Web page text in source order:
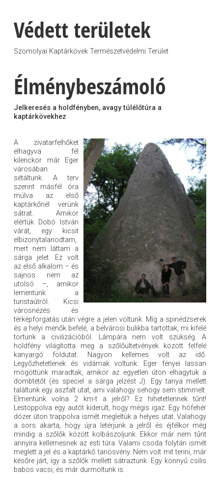
Védett területek
Szomolyai Kaptárkövek Természetvédelmi Terület
Élménybeszámoló
Jelkeresés a holdfényben, avagy túlélőtúra a
kaptárkövekhez
A zivatarfelhőket
elhagyva fél
kilenckor már Eger
városában
sétáltunk. A terv
szerint másfél óra
múlva az első
kaptárkőnél verünk
sátrat. Amikor
elértük Dobó István
várát, egy kicsit
elbizonytalanodtam,
mert nem láttam a
sárga jelet. Ez volt
az első alkalom – és
sajnos nem az
utolsó –, amikor
lementünk a
turistaútról. Kicsi
városnézés és
térképforgatás után végre a jelen voltunk. Míg a spinédzserek
és a helyi menők befelé, a belvárosi bulikba tartottak, mi kifelé
törtünk a civilizációból. Lámpára nem volt szükség. A
holdfény világította meg a szőlőültetvények között felfelé
kanyargó földutat. Nagyon kellemes volt az idő.
Legyőzhetetlenek és vidámak voltunk. Eger fényei lassan
mögöttünk maradtak, amikor az egyetlen úton elhagytuk a
dombtetőt (és speciel a sárga jelzést J). Egy tanya mellett
találtunk egy aszfalt utat, ami valahogy sehogy sem stimmelt.
Elmentünk volna 2 km-t a jelről? Ez hihetetlennek tűnt!
Lestoppolva egy autót kiderült, hogy mégis igaz. Egy hófehér
dózer úton trappolva ismét megleltük a helyes utat. Valahogy
a sors akarta, hogy újra letérjünk a jelről és éjfélkor még
mindig a szőlők között kolbászoljunk. Ekkor már nem tűnt
annyira kellemesnek az esti túra. Valami csoda folytán ismét
meglett a jel és a kaptárkő tanösvény. Nem volt mit tenni, már
későre járt, így a szőlők mellett sátraztunk. Egy könnyű csilis
babos vacsi, és már durmoltunk is.